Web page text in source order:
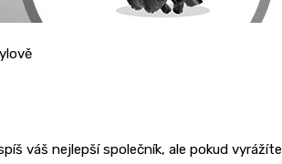
váš nejlepší společník, ale pokud vyrážíte